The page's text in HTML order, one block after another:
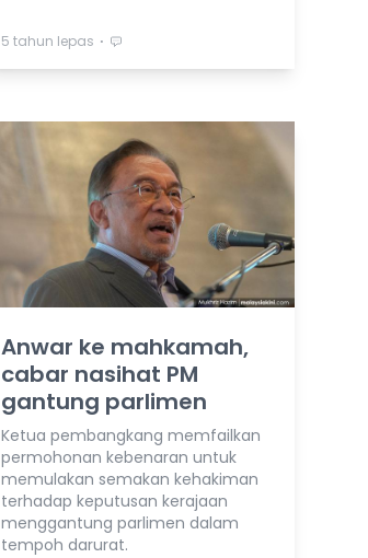
5 tahun lepas ⋅
Anwar ke mahkamah,
cabar nasihat PM
gantung parlimen
Ketua pembangkang memfailkan
permohonan kebenaran untuk
memulakan semakan kehakiman
terhadap keputusan kerajaan
menggantung parlimen dalam
tempoh darurat.